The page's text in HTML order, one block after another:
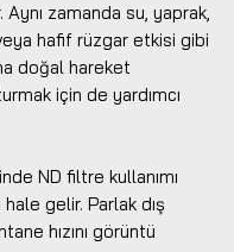
Aynı zamanda su, yaprak,
hafif rüzgar etkisi gibi
doğal hareket
için de yardımcı
ND filtre kullanımı
gelir. Parlak dış
hızını görüntü